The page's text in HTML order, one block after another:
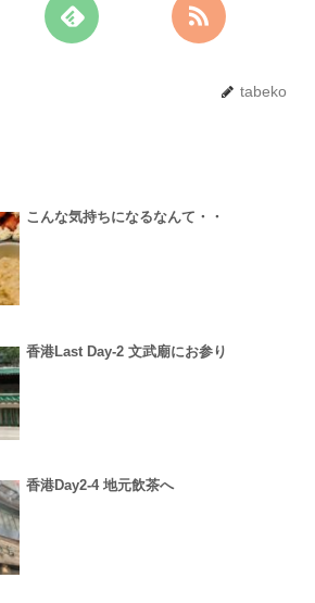
tabeko
こんな気持ちになるなんて・・
香港Last Day-2 文武廟にお参り
香港Day2-4 地元飲茶へ